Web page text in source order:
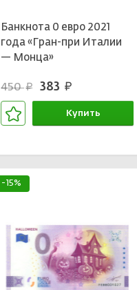
Банкнота 0 евро 2021
года «Гран-при Италии
— Монца»
450руб. 383 руб.
Купить
-15%